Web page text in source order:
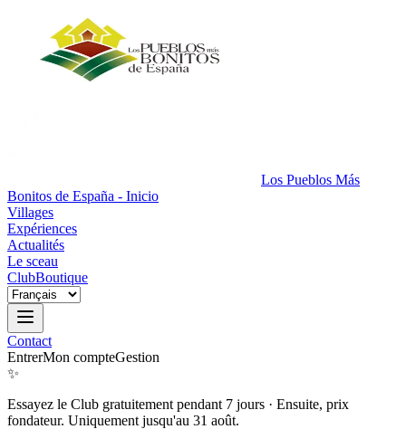
Los Pueblos Más
Bonitos de España - Inicio
Villages
Expériences
Actualités
Le sceau
ClubBoutique
Contact
EntrerMon compteGestion
✨
Essayez le Club gratuitement pendant 7 jours · Ensuite, prix
fondateur. Uniquement jusqu'au 31 août.